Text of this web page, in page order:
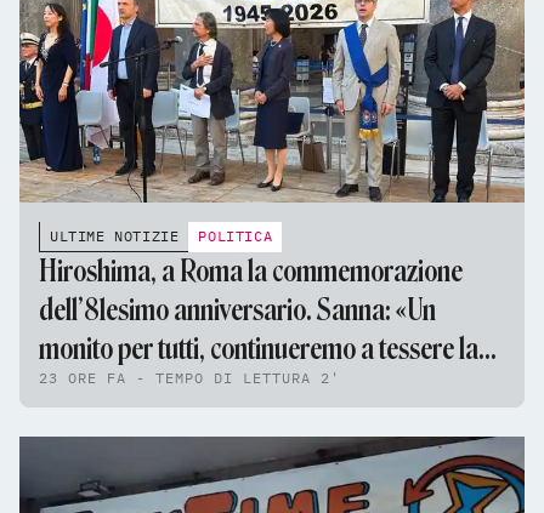
ULTIME NOTIZIE POLITICA
Hiroshima, a Roma la commemorazione
dell’81esimo anniversario. Sanna: «Un
monito per tutti, continueremo a tessere la
tela della pace»
23 ORE FA - TEMPO DI LETTURA 2'